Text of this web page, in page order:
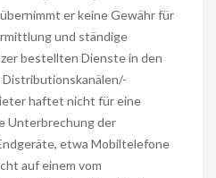
er keine Gewähr für
und ständige
bestellten Dienste in den
haftet nicht für eine
Unterbrechung der
etwa Mobiltelefone
auf einem vom